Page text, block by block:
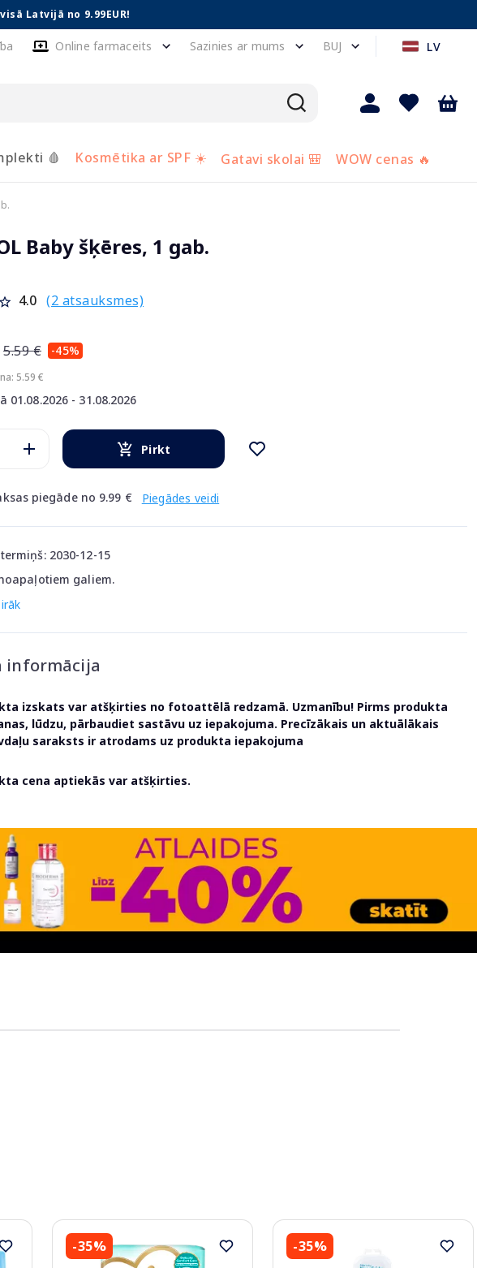
Latvijā no 9.99EUR!
Online farmaceits Sazinies ar mums BUJ LV
🩸 Kosmētika ar SPF ☀️ Gatavi skolai 🎒 WOW cenas 🔥
Baby šķēres, 1 gab.
4.0 (2 atsauksmes)
5.59 € -45%
5.59 €
01.08.2026 - 31.08.2026
Pirkt
piegāde no 9.99 € Piegādes veidi
2030-12-15
galiem.
informācija
izskats var atšķirties no fotoattēlā redzamā. Uzmanību! Pirms produkta
lūdzu, pārbaudiet sastāvu uz iepakojuma. Precīzākais un aktuālākais
saraksts ir atrodams uz produkta iepakojuma
cena aptiekās var atšķirties.
-35% -35%